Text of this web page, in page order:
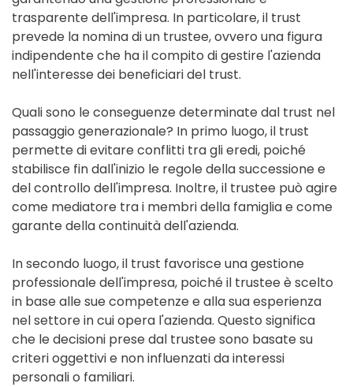
trasparente dell'impresa. In particolare, il trust
prevede la nomina di un trustee, ovvero una figura
indipendente che ha il compito di gestire l'azienda
nell'interesse dei beneficiari del trust.
Quali sono le conseguenze determinate dal trust nel
passaggio generazionale? In primo luogo, il trust
permette di evitare conflitti tra gli eredi, poiché
stabilisce fin dall'inizio le regole della successione e
del controllo dell'impresa. Inoltre, il trustee può agire
come mediatore tra i membri della famiglia e come
garante della continuità dell'azienda.
In secondo luogo, il trust favorisce una gestione
professionale dell'impresa, poiché il trustee è scelto
in base alle sue competenze e alla sua esperienza
nel settore in cui opera l'azienda. Questo significa
che le decisioni prese dal trustee sono basate su
criteri oggettivi e non influenzati da interessi
personali o familiari.